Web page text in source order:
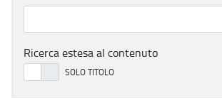
Ricerca estesa al contenuto